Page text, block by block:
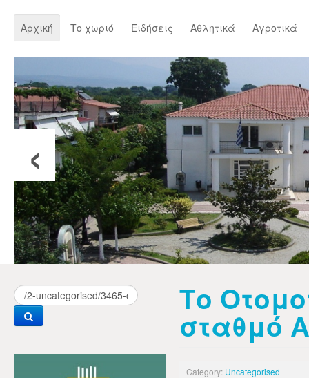
Αρχική Το χωριό Ειδήσεις Αθλητικά Αγροτικά
‹
Το
σταθμό
Category: Uncategorised